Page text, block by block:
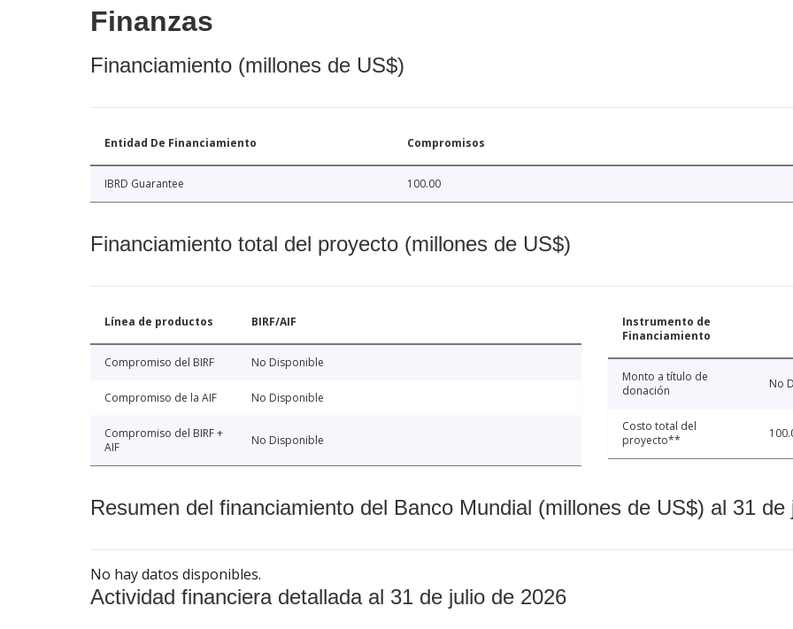
Finanzas
Financiamiento (millones de US$)
Entidad De Financiamiento Compromisos
IBRD Guarantee 100.00
Financiamiento total del proyecto (millones de US$)
Línea de productos BIRF/AIF
Compromiso del BIRF No Disponible
Compromiso de la AIF No Disponible
Compromiso del BIRF +
AIF
No Disponible
Instrumento de
Financiamiento
Monto a título de
donación
No
Costo total del
proyecto**
Resumen del financiamiento del Banco Mundial (millones de US$) al 31 de
No hay datos disponibles.
Actividad financiera detallada al 31 de julio de 2026